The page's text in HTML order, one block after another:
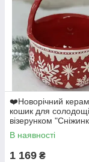
❤️Новорічний
кошик для
візерунком
22х16х12,5 см
В наявності
1 169 ₴